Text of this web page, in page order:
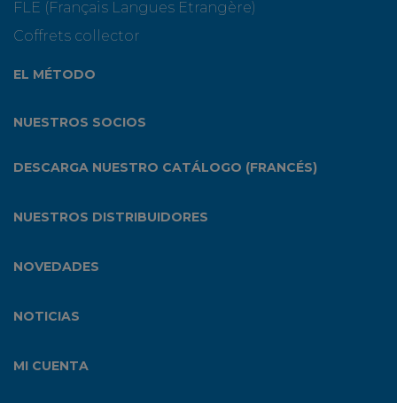
FLE (Français Langues Etrangère)
Coffrets collector
EL MÉTODO
NUESTROS SOCIOS
DESCARGA NUESTRO CATÁLOGO (FRANCÉS)
NUESTROS DISTRIBUIDORES
NOVEDADES
NOTICIAS
MI CUENTA